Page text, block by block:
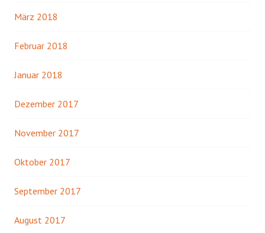
März 2018
Februar 2018
Januar 2018
Dezember 2017
November 2017
Oktober 2017
September 2017
August 2017